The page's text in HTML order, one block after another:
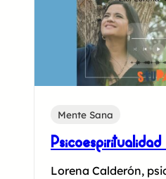
Mente Sana
Lorena Calderón,